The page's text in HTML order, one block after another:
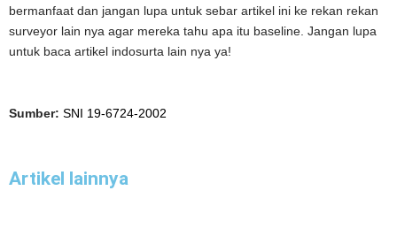
bermanfaat dan jangan lupa untuk sebar artikel ini ke rekan rekan
surveyor lain nya agar mereka tahu apa itu baseline. Jangan lupa
untuk baca artikel indosurta lain nya ya!
Sumber: SNI 19-6724-2002
Artikel lainnya